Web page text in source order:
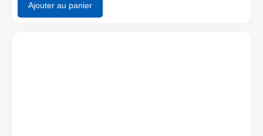
Ajouter au panier